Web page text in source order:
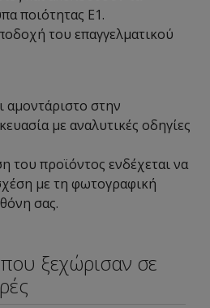
ποιότητας Ε1.
του επαγγελματικού
αμοντάριστο στην
με αναλυτικές οδηγίες
προϊόντος ενδέχεται να
με τη φωτογραφική
σας.
ξεχώρισαν σε